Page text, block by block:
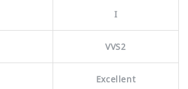
I
VVS2
Excellent